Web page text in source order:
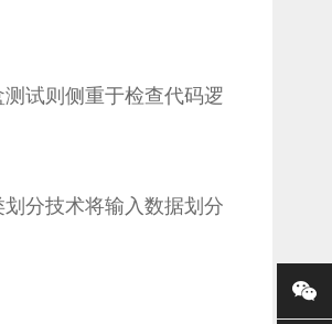
试则侧重于检查代码逻
分技术将输入数据划分